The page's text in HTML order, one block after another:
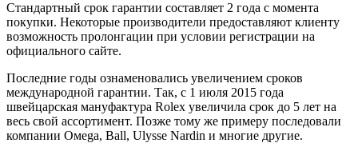
Стандартный срок гарантии составляет 2 года с момента
покупки. Некоторые производители предоставляют клиенту
возможность пролонгации при условии регистрации на
официального сайте.
Последние годы ознаменовались увеличением сроков
международной гарантии. Так, с 1 июля 2015 года
швейцарская мануфактура Rolex увеличила срок до 5 лет на
весь свой ассортимент. Позже тому же примеру последовали
компании Oмеga, Ball, Ulysse Nardin и многие другие.